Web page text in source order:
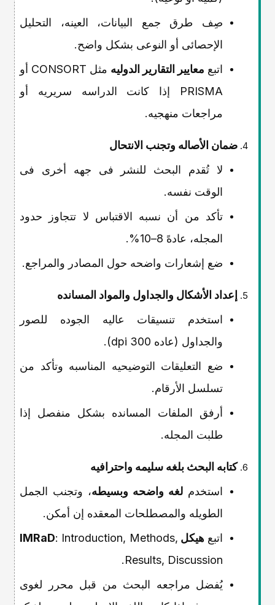
صِف طرق جمع البیانات، العینه، التحلیل
الإحصائی أو النوعی بشکل واضح.
اتبع معاییر التقاریر الدولیه
مثل CONSORT أو
PRISMA إذا کانت الدراسه سریریه أو
مراجعات منهجیه.
ضمان الأصاله وتجنب الانتحال
لا تُقدم البحث للنشر فی جهه أخرى فی
الوقت نفسه.
تأکد من أن نسبه الاقتباس لا تتجاوز حدود
المجله، عادهً 8–10%.
ضع إشعارات واضحه حول المصادر والمراجع.
إعداد الأشکال والجداول والمواد المسانده
استخدم تنسیقات عالیه الجوده للصور
والجداول (عاده 300 dpi).
ضع التعلیقات التوضیحیه المناسبه وتأکد من
تسلسل الأرقام.
أرفق الملفات المسانده بشکل منفصل إذا
طلبت المجله.
کتابه البحث بلغه سلیمه واحترافیه
استخدم لغه واضحه وبسیطه، وتجنب الجمل
الطویله والمصطلحات المعقده إن أمکن.
اتبعهیکل IMRaD : Introduction, Methods,
Results, Discussion.
یُفضل مراجعه البحث من قبل محرر لغوی